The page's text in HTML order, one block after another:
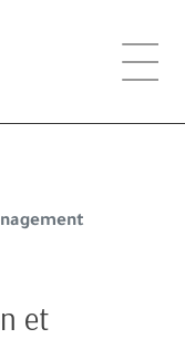
et